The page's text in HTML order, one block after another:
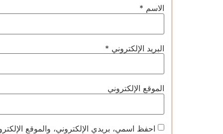
الاسم *
البريد الإلكتروني *
الموقع الإلكتروني
احفظ اسمي، بريدي الإلكتروني، والموقع